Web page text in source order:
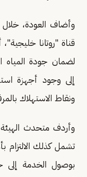
وأضاف العودة، خلال
لضمان جودة المياه
إلى وجود أجهزة
ونقاط الاستهلاك
وأردف متحدث الهيئة
تشمل كذلك الالتزام
بوصول الخدمة إلى